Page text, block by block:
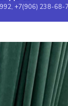
+7(906) 238-